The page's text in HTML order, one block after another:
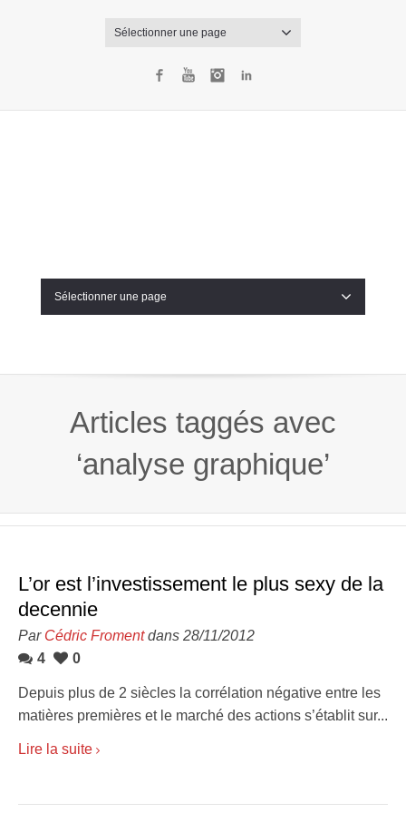
Sélectionner une page
FacebookYouTubeInstagram
Sélectionner une page
Articles taggés avec
‘analyse graphique’
L’or est l’investissement le plus sexy de la
decennie
Par Cédric Fromentdans 28/11/2012
4
0
Depuis plus de 2 siècles la corrélation négative entre les
matières premières et le marché des actions s’établit sur...
Lire la suite